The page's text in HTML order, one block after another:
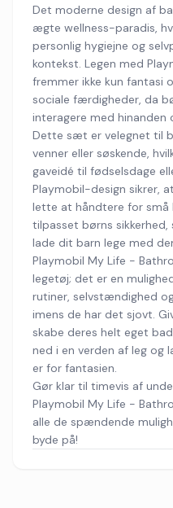
Det moderne design af
ægte wellness-paradis,
personlig hygiejne og
kontekst. Legen med
fremmer ikke kun fantasi
sociale færdigheder, da
interagere med hinanden
Dette sæt er velegnet til
venner eller søskende,
gaveidé til fødselsdage
Playmobil-design sikrer,
lette at håndtere for små
tilpasset børns
lade dit barn lege med
Playmobil My Life -
legetøj; det er en
rutiner, selvstændighed
imens de har det sjovt.
skabe deres helt eget
ned i en verden af leg og
er for fantasien.
Gør klar til timevis af
Playmobil My Life -
alle de spændende
byde på!